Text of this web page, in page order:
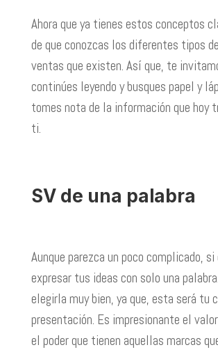
Ahora que ya tienes estos conceptos
de que conozcas los diferentes tipos
ventas que existen. Así que, te
continúes leyendo y busques papel y
tomes nota de la información que hoy
ti.
SV de una palabra
Aunque parezca un poco complicado,
expresar tus ideas con solo una
elegirla muy bien, ya que, esta será tu
presentación. Es impresionante el
el poder que tienen aquellas marcas